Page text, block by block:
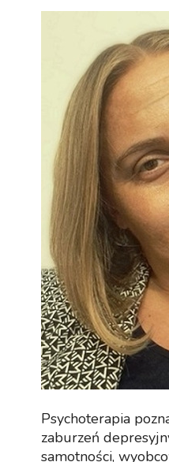
Psychoterapia
zaburzeń
samotności,